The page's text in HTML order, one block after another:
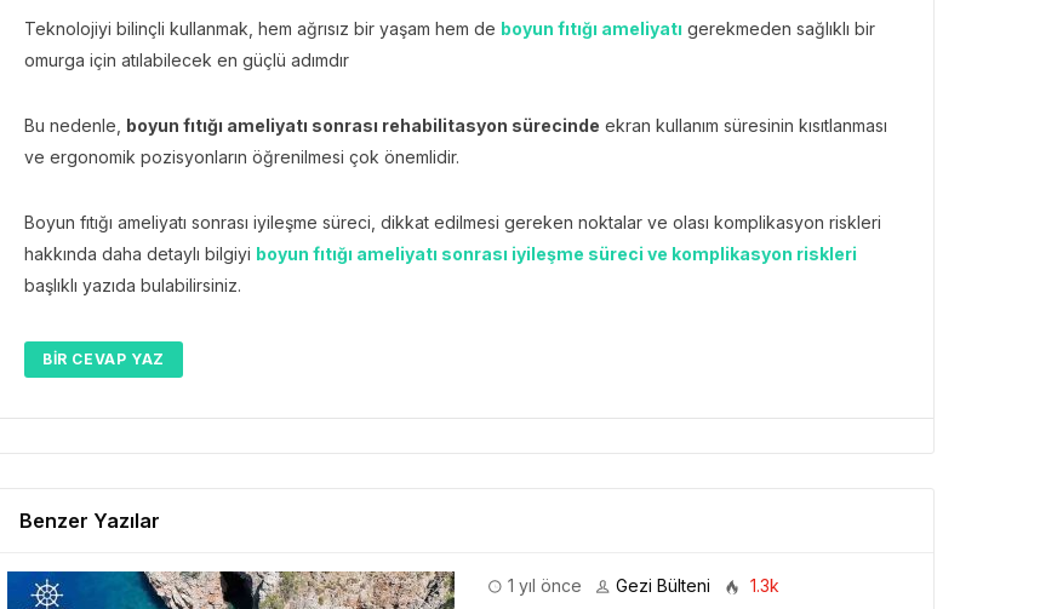
Teknolojiyi bilinçli kullanmak, hem ağrısız bir yaşam hem de boyun fıtığı ameliyatı gerekmeden sağlıklı bir
omurga için atılabilecek en güçlü adımdır
Bu nedenle, boyun fıtığı ameliyatı sonrası rehabilitasyon sürecinde ekran kullanım süresinin kısıtlanması
ve ergonomik pozisyonların öğrenilmesi çok önemlidir.
Boyun fıtığı ameliyatı sonrası iyileşme süreci, dikkat edilmesi gereken noktalar ve olası komplikasyon riskleri
hakkında daha detaylı bilgiyi boyun fıtığı ameliyatı sonrası iyileşme süreci ve komplikasyon riskleri
başlıklı yazıda bulabilirsiniz.
BIR CEVAP YAZ
Benzer Yazılar
1 yıl önce Gezi Bülteni 1.3k